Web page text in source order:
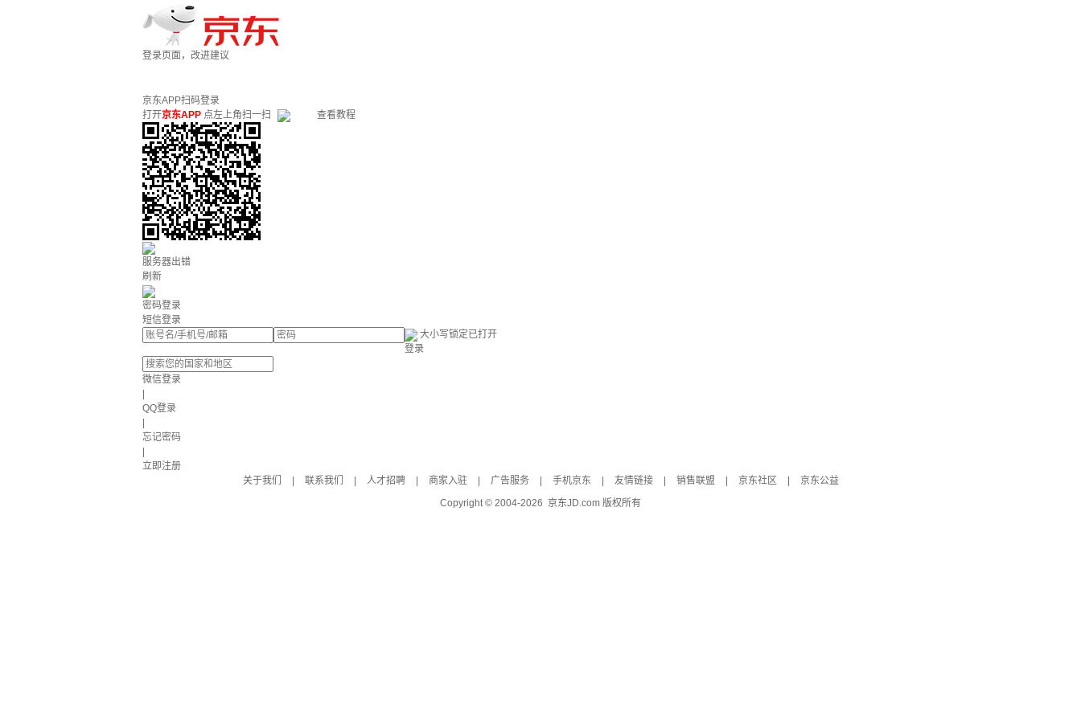
登录页面，改进建议
京东APP扫码登录
打开京东APP 点左上角扫一扫 查看教程
服务器出错
刷新
密码登录
短信登录
大小写锁定已打开
登录
微信登录
QQ登录
忘记密码
立即注册
关于我们
联系我们 人才招聘 商家入驻 广告服务 手机京东 友情链接 销售联盟 京东社区
京东公益
Copyright © 2004-2026 京东JD.com 版权所有